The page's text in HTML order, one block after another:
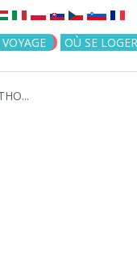
OÙ SE LOGER